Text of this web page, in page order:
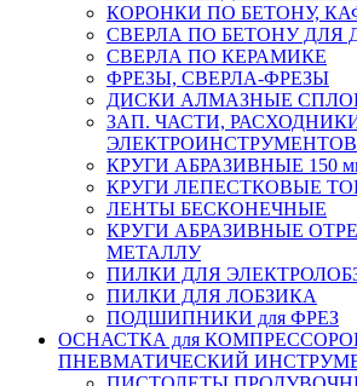
КОРОНКИ ПО БЕТОНУ,
СВЕРЛА ПО БЕТОНУ ДЛЯ
СВЕРЛА ПО КЕРАМИКЕ
ФРЕЗЫ, СВЕРЛА-ФРЕЗЫ
ДИСКИ АЛМАЗНЫЕ
ЗАП. ЧАСТИ,
ЭЛЕКТРОИНСТРУМЕНТОВ
КРУГИ АБРАЗИВНЫЕ 150 мм
КРУГИ ЛЕПЕСТКОВЫЕ
ЛЕНТЫ БЕСКОНЕЧНЫЕ
КРУГИ АБРАЗИВНЫЕ
МЕТАЛЛУ
ПИЛКИ ДЛЯ
ПИЛКИ ДЛЯ ЛОБЗИКА
ПОДШИПНИКИ для ФРЕЗ
ОСНАСТКА для
ПНЕВМАТИЧЕСКИЙ